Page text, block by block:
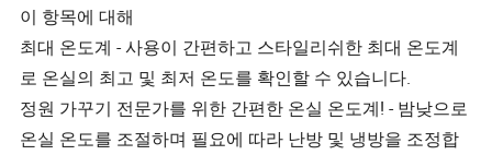
이 항목에 대해
최대 온도계 - 사용이 간편하고 스타일리쉬한 최대 온도계
로 온실의 최고 및 최저 온도를 확인할 수 있습니다.
정원 가꾸기 전문가를 위한 간편한 온실 온도계! - 밤낮으로
온실 온도를 조절하며 필요에 따라 난방 및 냉방을 조정합